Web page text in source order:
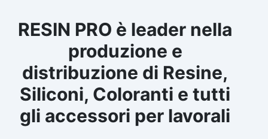
RESIN PRO è leader nella
produzione e
distribuzione di Resine,
Siliconi, Coloranti e tutti
gli accessori per lavorali